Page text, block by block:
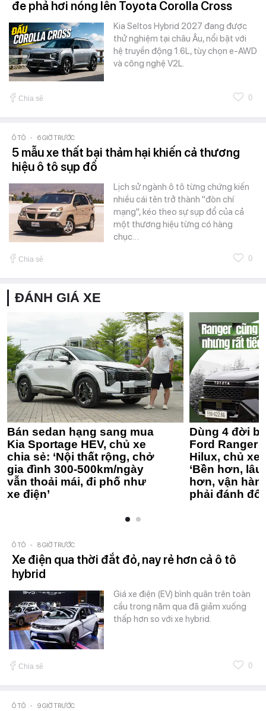
đe phả hơi nóng lên Toyota Corolla Cross
Kia Seltos Hybrid 2027 đang được
thử nghiệm tại châu Âu, nổi bật với
hệ truyền động 1.6L, tùy chọn e-AWD
và công nghệ V2L.
Chia sẻ 0
Ô TÔ - 6 GIỜ TRƯỚC
5 mẫu xe thất bại thảm hại khiến cả thương
hiệu ô tô sụp đổ
Lịch sử ngành ô tô từng chứng kiến
nhiều cái tên trở thành "đòn chí
mạng", kéo theo sự sụp đổ của cả
một thương hiệu từng có hàng
chục…
Chia sẻ 0
ĐÁNH GIÁ XE
Bán sedan hạng sang mua
Kia Sportage HEV, chủ xe
chia sẻ: ‘Nội thất rộng, chở
gia đình 300-500km/ngày
vẫn thoải mái, đi phố như
xe điện’
Dùng 4 đời
Ford Ranger
Hilux, chủ xe
‘Bền hơn,
hơn, vận
phải đánh
Ô TÔ - 8 GIỜ TRƯỚC
Xe điện qua thời đắt đỏ, nay rẻ hơn cả ô tô
hybrid
Giá xe điện (EV) bình quân trên toàn
cầu trong năm qua đã giảm xuống
thấp hơn so với xe hybrid.
Chia sẻ 0
Ô TÔ - 9 GIỜ TRƯỚC